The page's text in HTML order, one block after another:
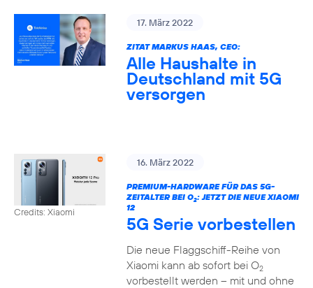
17. März 2022
ZITAT MARKUS HAAS, CEO:
Alle Haushalte in
Deutschland mit 5G
versorgen
Credits: Xiaomi
16. März 2022
PREMIUM-HARDWARE FÜR DAS 5G-
ZEITALTER BEI O2: JETZT DIE NEUE XIAOMI
12
5G Serie vorbestellen
Die neue Flaggschiff-Reihe von
Xiaomi kann ab sofort bei O2
vorbestellt werden – mit und ohne